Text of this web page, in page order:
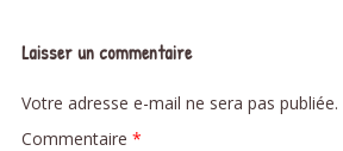
Laisser un commentaire
Votre adresse e-mail ne sera pas publiée.
Commentaire *